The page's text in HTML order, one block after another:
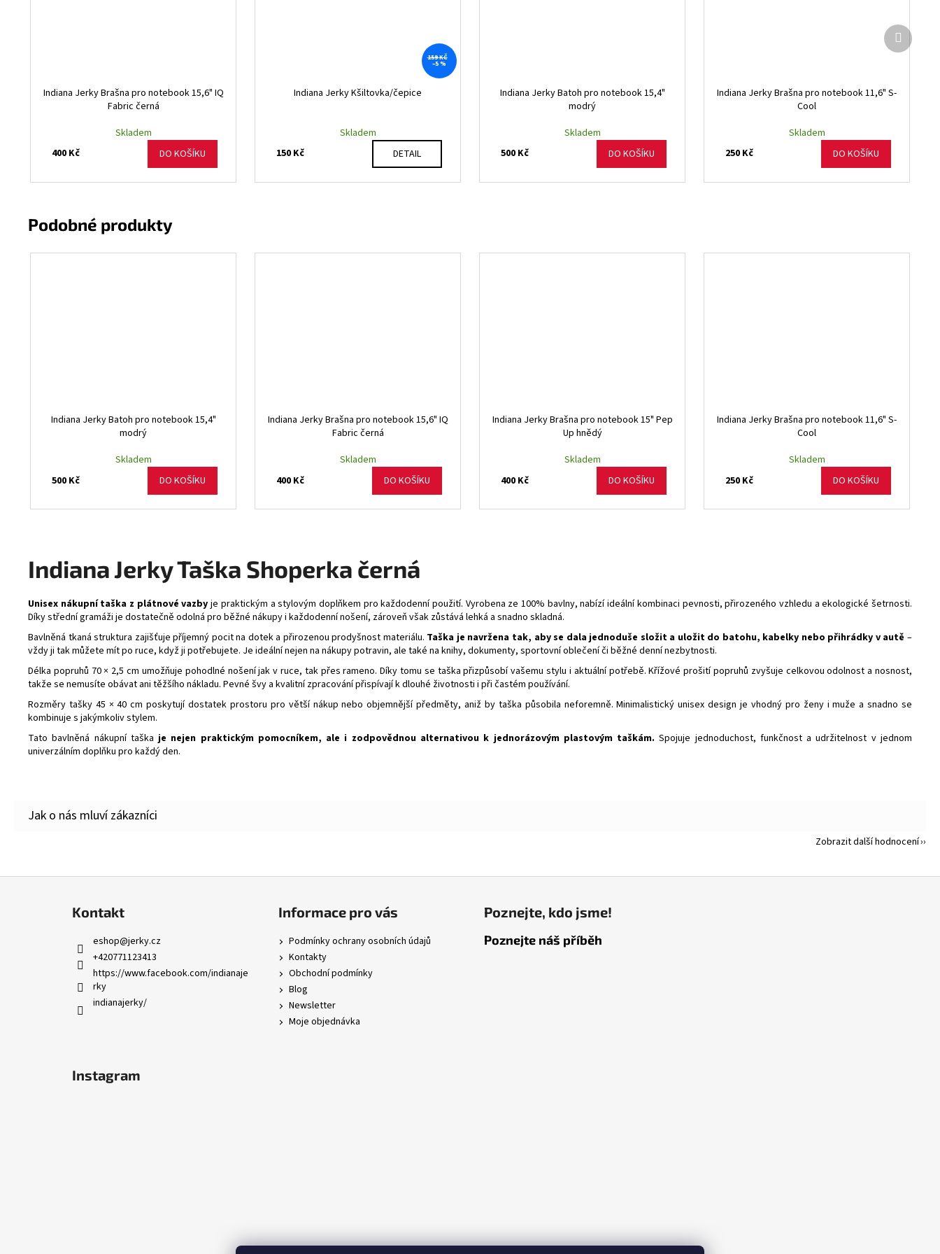
Indiana Jerky Taška Shoperka černá
Unisex nákupní taška z plátnové vazby je praktickým a stylovým doplňkem pro každodenní použití. Vyrobena ze 100% bavlny, nabízí ideální kombinaci pevnosti, přirozeného vzhledu a ekologické šetrnosti.
Díky střední gramáži je dostatečně odolná pro běžné nákupy i každodenní nošení, zároveň však zůstává lehká a snadno skladná.
Bavlněná tkaná struktura zajišťuje příjemný pocit na dotek a přirozenou prodyšnost materiálu. Taška je navržena tak, aby se dala jednoduše složit a uložit do batohu, kabelky nebo přihrádky v autě –
vždy ji tak můžete mít po ruce, když ji potřebujete. Je ideální nejen na nákupy potravin, ale také na knihy, dokumenty, sportovní oblečení či běžné denní nezbytnosti.
Délka popruhů 70 × 2,5 cm umožňuje pohodlné nošení jak v ruce, tak přes rameno. Díky tomu se taška přizpůsobí vašemu stylu i aktuální potřebě. Křížové prošití popruhů zvyšuje celkovou odolnost a nosnost,
takže se nemusíte obávat ani těžšího nákladu. Pevné švy a kvalitní zpracování přispívají k dlouhé životnosti i při častém používání.
Rozměry tašky 45 × 40 cm poskytují dostatek prostoru pro větší nákup nebo objemnější předměty, aniž by taška působila neforemně. Minimalistický unisex design je vhodný pro ženy i muže a snadno se
kombinuje s jakýmkoliv stylem.
Tato bavlněná nákupní taškaje nejen praktickým pomocníkem, ale i zodpovědnou alternativou k jednorázovým plastovým taškám. Spojuje jednoduchost, funkčnost a udržitelnost v jednom
univerzálním doplňku pro každý den.
Indiana Jerky Brašna pro notebook 15,6" IQ
Fabric černá
Skladem
400 Kč
DO KOŠÍKU
159 KČ
–5 %
Indiana Jerky Kšiltovka/čepice
Skladem
150 Kč
DETAIL
Indiana Jerky Batoh pro notebook 15,4"
modrý
Skladem
500 Kč
DO KOŠÍKU
Indiana Jerky Brašna pro notebook 11,6" S-
Cool
Skladem
250 Kč
DO KOŠÍKU
Další
produkt
Indiana Jerky Batoh pro notebook 15,4"
modrý
Skladem
500 Kč
DO KOŠÍKU
Indiana Jerky Brašna pro notebook 15,6" IQ
Fabric černá
Skladem
400 Kč
DO KOŠÍKU
Indiana Jerky Brašna pro notebook 15" Pep
Up hnědý
Skladem
400 Kč
DO KOŠÍKU
Indiana Jerky Brašna pro notebook 11,6" S-
Cool
Skladem
250 Kč
DO KOŠÍKU
Zobrazit další hodnocení
Kontakt
eshop@jerky.cz
+420771123413
https://www.facebook.com/indianaje
rky
indianajerky/
Informace pro vás
Podmínky ochrany osobních údajů
Kontakty
Obchodní podmínky
Blog
Newsletter
Moje objednávka
Poznejte, kdo jsme!
Poznejte náš příběh
Instagram